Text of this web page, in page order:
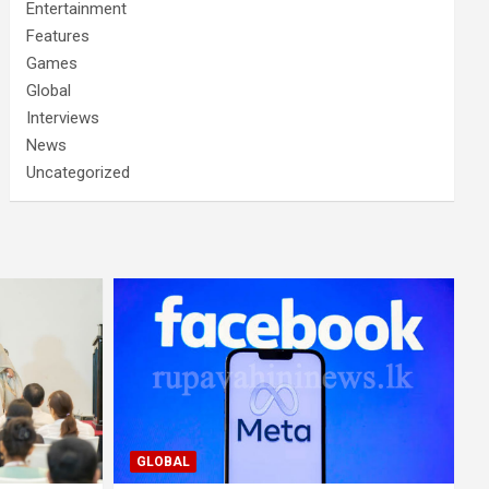
Entertainment
Features
Games
Global
Interviews
News
Uncategorized
GLOBAL